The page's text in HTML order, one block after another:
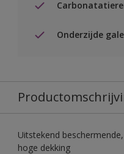
Onderzijde
Uitstekend
hoge dekking